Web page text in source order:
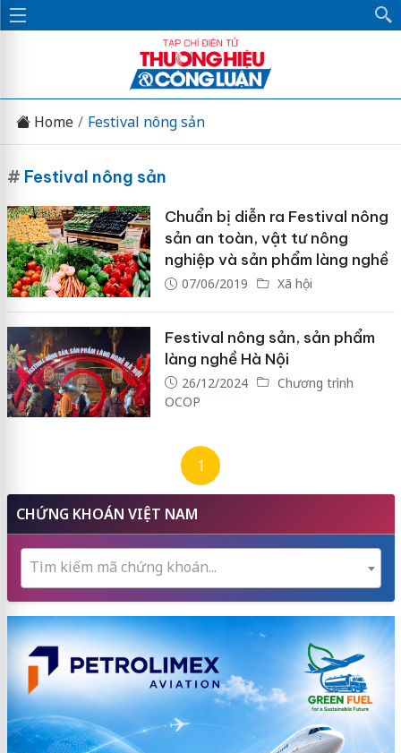
Home Festival nông sản
# Festival nông sản
Chuẩn bị diễn ra Festival nông
sản an toàn, vật tư nông
nghiệp và sản phẩm làng nghề
07/06/2019 Xã hội
Festival nông sản, sản phẩm
làng nghề Hà Nội
26/12/2024
Chương trình
OCOP
1
CHỨNG KHOÁN VIỆT NAM
Tìm kiếm mã chứng khoán...